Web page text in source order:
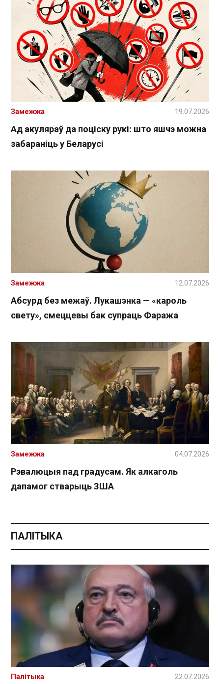
Ад акуляраў да поціску рукі: што яшчэ можна
забараніць у Беларусі
Замежжа 19.07.2026
Абсурд без межаў. Лукашэнка — «кароль
свету», смеццевы бак супраць Фаража
Замежжа 12.07.2026
Рэвалюцыя пад градусам. Як алкаголь
дапамог стварыць ЗША
Замежжа 04.07.2026
ПАЛІТЫКА
Палітыка 22.07.2026